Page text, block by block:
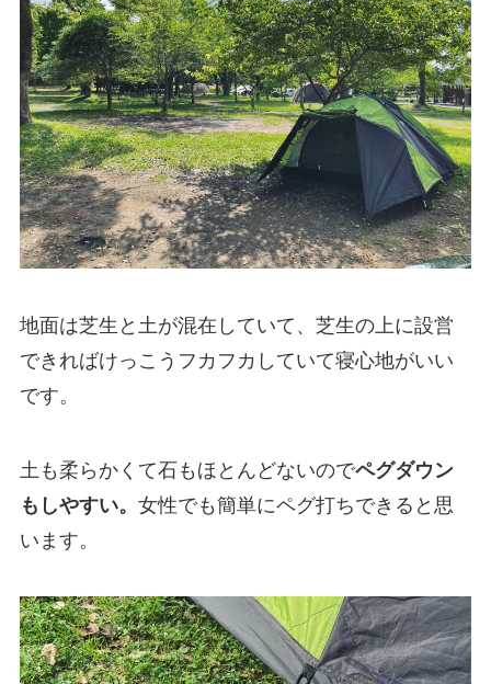
地面は芝生と土が混在していて、芝生の上に設営
できればけっこうフカフカしていて寝心地がいい
です。
土も柔らかくて石もほとんどないのでペグダウン
もしやすい。 女性でも簡単にペグ打ちできると思
います。